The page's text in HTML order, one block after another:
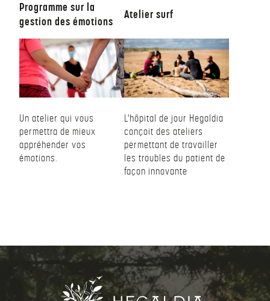
Programme sur la
gestion des émotions
Un atelier qui vous
permettra de mieux
appréhender vos
émotions.
Atelier surf
L'hôpital de jour Hegaldia
conçoit des ateliers
permettant de travailler
les troubles du patient de
façon innovante